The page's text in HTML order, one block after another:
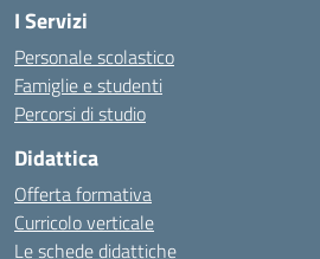
I Servizi
Personale scolastico
Famiglie e studenti
Percorsi di studio
Didattica
Offerta formativa
Curricolo verticale
Le schede didattiche